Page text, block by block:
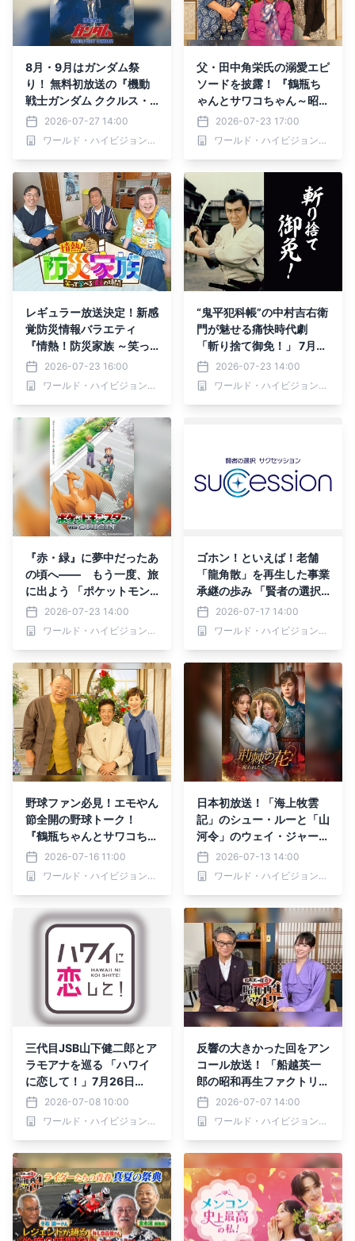
8月・9月はガンダム祭
り！ 無料初放送の『機動
戦士ガンダム ククルス・
ドアンの島』を含む8作品
を毎週放送 2026年8月9
日（日）よる7時スター
曜アニメ劇場」
2026-07-27 14:00
ワールド・ハイビジョン・チャンネル株式会社
父・田中角栄氏の溺愛エピ
ソードを披露！ 『鶴瓶ち
ゃんとサワコちゃん～昭和
の大先輩とおかしな２人
～』第70回ゲスト：田中
眞紀子 7月27日（月）よる
2026-07-23 17:00
ワールド・ハイビジョン・チャンネル株式会社
レギュラー放送決定！新感
覚防災情報バラエティ
『情熱！防災家族 ～笑っ
て学べる「備え」の時間
～』 7月26日（日）夕方6
時30分～BS12 トゥエルビ
2026-07-23 16:00
ワールド・ハイビジョン・チャンネル株式会社
“鬼平犯科帳”の中村吉右衛
門が魅せる痛快時代劇
「斬り捨て御免！」 7月3
0日（木）よる7時～BS12
トゥエルビで放送開始
2026-07-23 14:00
ワールド・ハイビジョン・チャンネル株式会社
『赤・緑』に夢中だったあ
の頃へ―― もう一度、旅
に出よう 「ポケットモン
スター ジ・オリジン」 8
月2日（日）よる7時～ BS
12 トゥエルビ「日曜アニ
2026-07-23 14:00
ワールド・ハイビジョン・チャンネル株式会社
ゴホン！といえば！老舗
「龍角散」を再生した事業
承継の歩み 「賢者の選択
サクセッション」 7月18日
（土）あさ6時30分～ BS1
2 トゥエルビで放送
2026-07-17 14:00
ワールド・ハイビジョン・チャンネル株式会社
野球ファン必見！エモやん
節全開の野球トーク！
『鶴瓶ちゃんとサワコちゃ
ん～昭和の大先輩とおかし
な２人～』第69回ゲス
ト：江本孟紀 7月20日
12 トゥエルビで放送
2026-07-16 11:00
ワールド・ハイビジョン・チャンネル株式会社
日本初放送！「海上牧雲
記」のシュー・ルーと「山
河令」のウェイ・ジャーミ
ンが再びタッグ組んだ復讐
ラブ史劇 中国ドラマ
「荊棘（いばら）の花～奪
（水）あさ7時～ BS12 ト
ゥエルビで放送スタート
2026-07-13 14:00
ワールド・ハイビジョン・チャンネル株式会社
三代目JSB山下健二郎とア
ラモアナを巡る 「ハワイ
に恋して！」7月26日
（日）夕方6時～BS12 ト
ゥエルビで全国無料放送
今夏も髙島屋各店開催「Fr
ラボイベント実施！
2026-07-08 10:00
ワールド・ハイビジョン・チャンネル株式会社
反響の大きかった回をアン
コール放送！ 「船越英一
郎の昭和再生ファクトリ
ー」 毎週木曜よる9時～ B
S12 トゥエルビで放送
2026-07-07 14:00
ワールド・ハイビジョン・チャンネル株式会社